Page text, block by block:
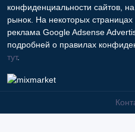
конфиденциальности сайтов,
рынок. На некоторых
реклама Google Adsense
подробней о правилах
тут.